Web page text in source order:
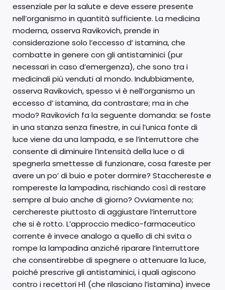
essenziale per la salute e deve essere presente
nell’organismo in quantità sufficiente. La medicina
moderna, osserva Ravikovich, prende in
considerazione solo l’eccesso d’ istamina, che
combatte in genere con gli antistaminici (pur
necessari in caso d’emergenza), che sono tra i
medicinali più venduti al mondo. Indubbiamente,
osserva Ravikovich, spesso vi è nell’organismo un
eccesso d’ istamina, da contrastare; ma in che
modo? Ravikovich fa la seguente domanda: se foste
in una stanza senza finestre, in cui l’unica fonte di
luce viene da una lampada, e se l’interruttore che
consente di diminuire l’intensità della luce o di
spegnerla smettesse di funzionare, cosa fareste per
avere un po’ di buio e poter dormire? Stacchereste e
rompereste la lampadina, rischiando così di restare
sempre al buio anche di giorno? Ovviamente no;
cerchereste piuttosto di aggiustare l’interruttore
che si è rotto. L’approccio medico-farmaceutico
corrente è invece analogo a quello di chi svita o
rompe la lampadina anziché riparare l’interruttore
che consentirebbe di spegnere o attenuare la luce,
poiché prescrive gli antistaminici, i quali agiscono
contro i recettori H1 (che rilasciano l’istamina) invece